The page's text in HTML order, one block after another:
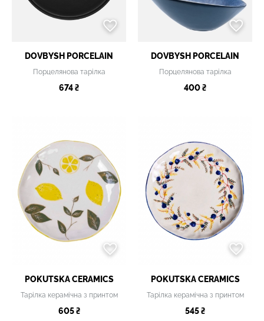
DOVBYSH PORCELAIN
Порцелянова тарілка
674 ₴
DOVBYSH PORCELAIN
Порцелянова тарілка
400 ₴
POKUTSKA CERAMICS
Тарілка керамічна з принтом
605 ₴
POKUTSKA CERAMICS
Тарілка керамічна з принтом
545 ₴